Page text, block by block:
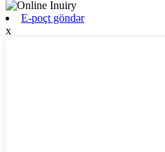
E-poçt göndər
x